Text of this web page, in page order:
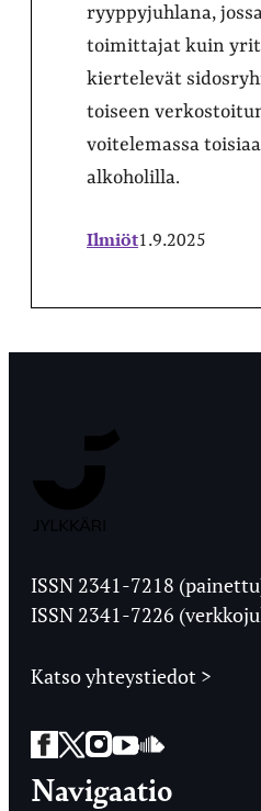
ryyppyjuhlana,
toimittajat kuin
kiertelevät
toiseen
voitelemassa
alkoholilla.
Ilmiöt1.9.2025
Ylioppilaslehti
ISSN 2341-7218
ISSN 2341-7226
Katso yhteystiedot >
Facebook
Twitter
Instagram
YouTube
SoundCloud
Navigaatio